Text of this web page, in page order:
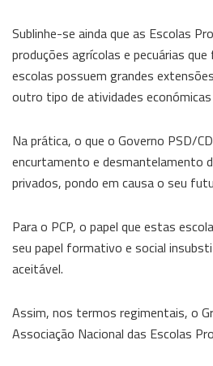
Sublinhe-se ainda que as Escolas
produções agrícolas e pecuárias
escolas possuem grandes
outro tipo de atividades
Na prática, o que o Governo PSD/
encurtamento e desmantelamento
privados, pondo em causa o seu
Para o PCP, o papel que estas
seu papel formativo e social
aceitável.
Assim, nos termos regimentais, o
Associação Nacional das Escolas